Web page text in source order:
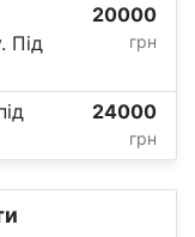
Під
20000
грн
24000
грн